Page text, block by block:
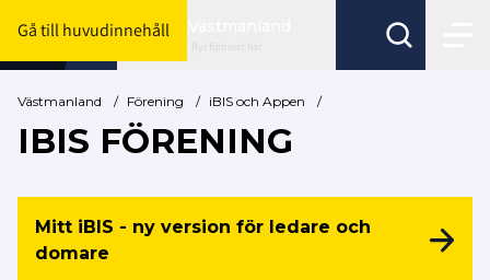
Gå till huvudinnehåll
Byt förbund här
Västmanland / Förening / iBIS och Appen /
IBIS FÖRENING
Mitt iBIS - ny version för ledare och
domare